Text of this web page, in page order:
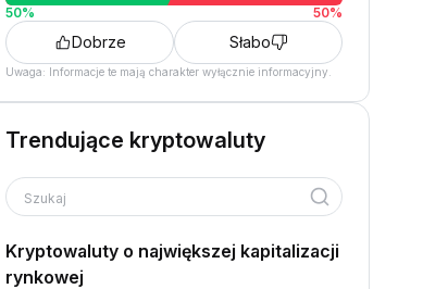
50% 50%
Dobrze Słabo
Uwaga: Informacje te mają charakter wyłącznie informacyjny.
Trendujące kryptowaluty
Szukaj
Kryptowaluty o największej kapitalizacji
rynkowej